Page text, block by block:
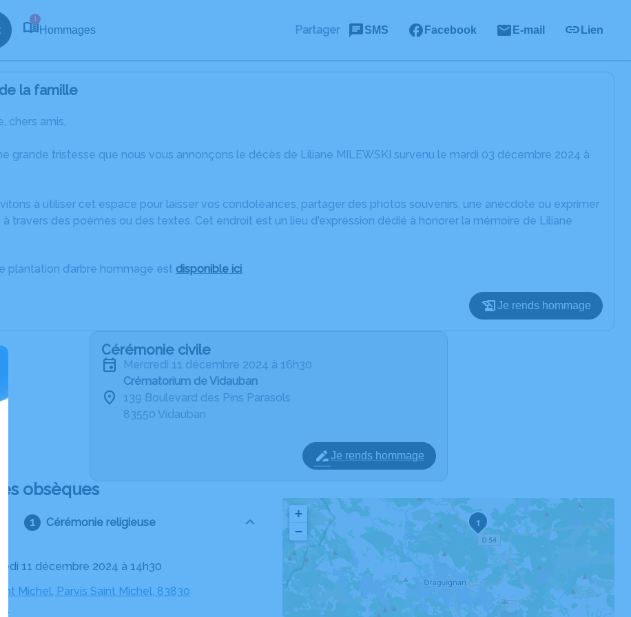
1
Hommages Partager SMS Facebook E-mail Lien
la famille
chers amis,
grande tristesse que nous vous annonçons le décès de Liliane MILEWSKI survenu le mardi 03 décembre 2024 à
à utiliser cet espace pour laisser vos condoléances, partager des photos souvenirs, une anecdote ou exprimer
travers des poèmes ou des textes. Cet endroit est un lieu d'expression dédié à honorer la mémoire de Liliane
plantation d’arbre hommage est disponible ici.
Je rends hommage
Cérémonie civile
mercredi 11 décembre 2024 à 16h30
Crématorium de Vidauban
139 Boulevard des Pins Parasols
83550 Vidauban
Je rends hommage
obsèques
Cérémonie religieuse
11 décembre 2024 à 14h30
Michel, Parvis Saint Michel, 83830
1
+
−